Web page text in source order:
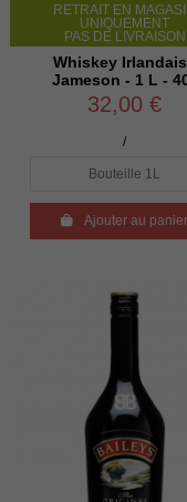
RETRAIT EN
UNIQUEMENT
PAS DE LIVRAISON
Whiskey
Jameson - 1 L -
32,00 €
/
Ajouter au panier